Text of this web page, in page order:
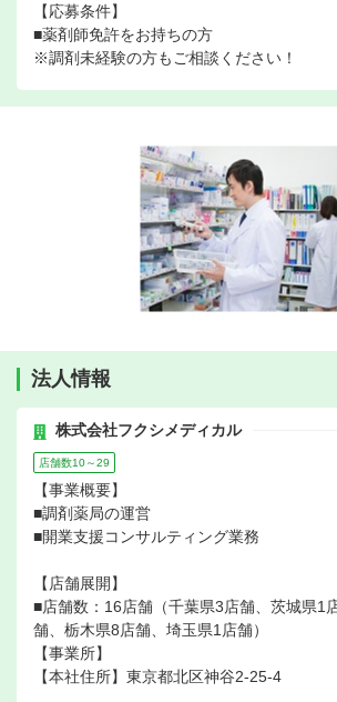
【応募条件】
■薬剤師免許をお持ちの方
※調剤未経験の方もご相談ください！
法人情報
株式会社フクシメディカル
店舗数10～29
【事業概要】
■調剤薬局の運営
■開業支援コンサルティング業務
【店舗展開】
■店舗数：16店舗（千葉県3店舗、茨城県1
舗、栃木県8店舗、埼玉県1店舗）
【事業所】
【本社住所】東京都北区神谷2-25-4